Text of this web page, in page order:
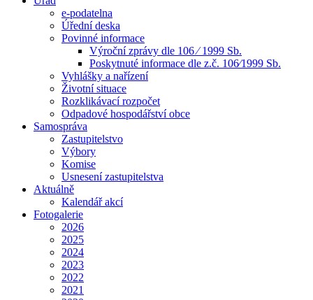
e-podatelna
Úřední deska
Povinné informace
Výroční zprávy dle 106 ⁄ 1999 Sb.
Poskytnuté informace dle z.č. 106⁄1999 Sb.
Vyhlášky a nařízení
Životní situace
Rozklikávací rozpočet
Odpadové hospodářství obce
Samospráva
Zastupitelstvo
Výbory
Komise
Usnesení zastupitelstva
Aktuálně
Kalendář akcí
Fotogalerie
2026
2025
2024
2023
2022
2021